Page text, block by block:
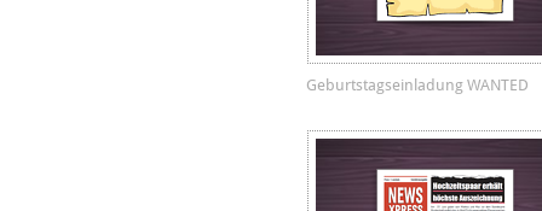
Geburtstagseinladung WANTED